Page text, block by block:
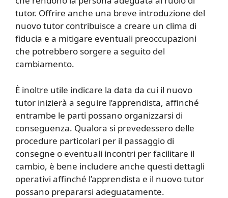
tutor. Offrire anche una breve introduzione del
nuovo tutor contribuisce a creare un clima di
fiducia e a mitigare eventuali preoccupazioni
che potrebbero sorgere a seguito del
cambiamento.
È inoltre utile indicare la data da cui il nuovo
tutor inizierà a seguire l’apprendista, affinché
entrambe le parti possano organizzarsi di
conseguenza. Qualora si prevedessero delle
procedure particolari per il passaggio di
consegne o eventuali incontri per facilitare il
cambio, è bene includere anche questi dettagli
operativi affinché l’apprendista e il nuovo tutor
possano prepararsi adeguatamente.